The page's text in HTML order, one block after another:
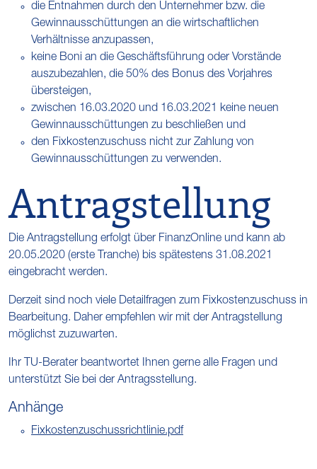
die Entnahmen durch den Unternehmer bzw. die
Gewinnausschüttungen an die wirtschaftlichen
Verhältnisse anzupassen,
keine Boni an die Geschäftsführung oder Vorstände
auszubezahlen, die 50% des Bonus des Vorjahres
übersteigen,
zwischen 16.03.2020 und 16.03.2021 keine neuen
Gewinnausschüttungen zu beschließen und
den Fixkostenzuschuss nicht zur Zahlung von
Gewinnausschüttungen zu verwenden.
Antragstellung
Die Antragstellung erfolgt über FinanzOnline und kann ab
20.05.2020 (erste Tranche) bis spätestens 31.08.2021
eingebracht werden.
Derzeit sind noch viele Detailfragen zum Fixkostenzuschuss in
Bearbeitung. Daher empfehlen wir mit der Antragstellung
möglichst zuzuwarten.
Ihr TU-Berater beantwortet Ihnen gerne alle Fragen und
unterstützt Sie bei der Antragsstellung.
Anhänge
Fixkostenzuschussrichtlinie.pdf